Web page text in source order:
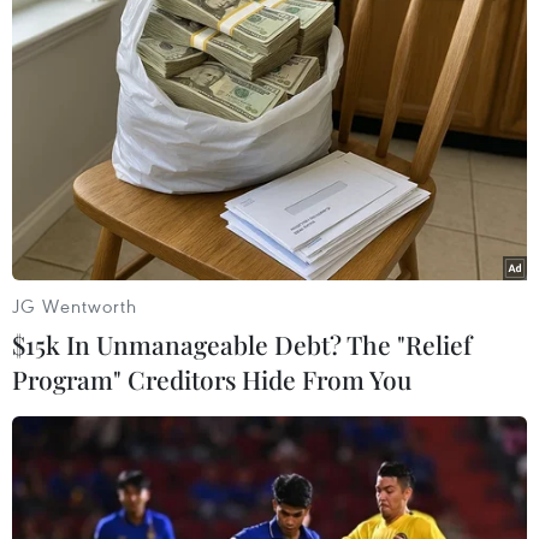
Theo dõi VietnamPlus
TIN LIÊN QUAN
JG Wentworth
$15k In Unmanageable Debt? The "Relief
Program" Creditors Hide From You